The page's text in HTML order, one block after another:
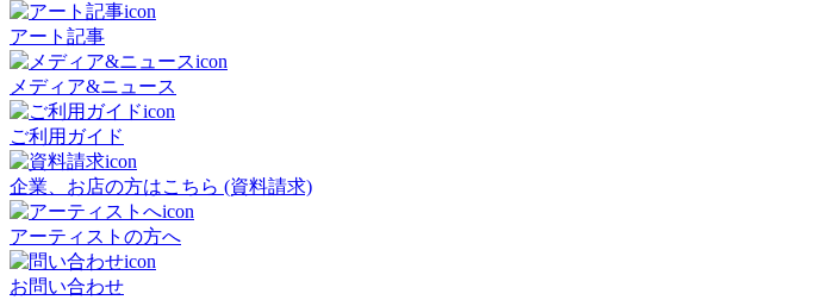
アート記事
メディア&ニュース
ご利用ガイド
企業、お店の方はこちら (資料請求)
アーティストの方へ
お問い合わせ